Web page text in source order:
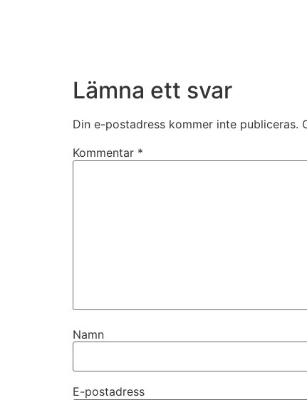
Lämna ett svar
Din e-postadress kommer inte publiceras.
Kommentar *
Namn
E-postadress